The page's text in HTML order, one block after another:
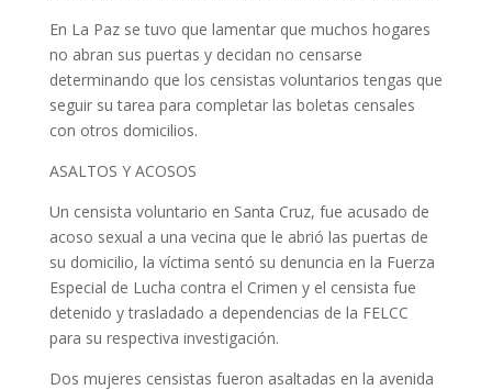
En La Paz se tuvo que lamentar que muchos hogares
no abran sus puertas y decidan no censarse
determinando que los censistas voluntarios tengas que
seguir su tarea para completar las boletas censales
con otros domicilios.
ASALTOS Y ACOSOS
Un censista voluntario en Santa Cruz, fue acusado de
acoso sexual a una vecina que le abrió las puertas de
su domicilio, la víctima sentó su denuncia en la Fuerza
Especial de Lucha contra el Crimen y el censista fue
detenido y trasladado a dependencias de la FELCC
para su respectiva investigación.
Dos mujeres censistas fueron asaltadas en la avenida